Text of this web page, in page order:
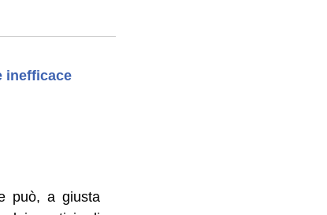
inefficace
può, a giusta